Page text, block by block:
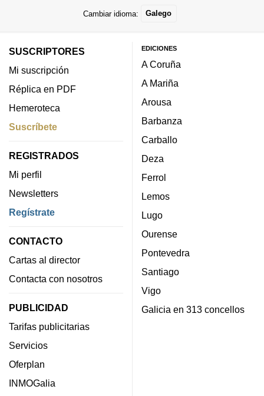
Cambiar idioma: Galego
SUSCRIPTORES
Mi suscripción
Réplica en PDF
Hemeroteca
Suscríbete
REGISTRADOS
Mi perfil
Newsletters
Regístrate
CONTACTO
Cartas al director
Contacta con nosotros
PUBLICIDAD
Tarifas publicitarias
Servicios
Oferplan
INMOGalia
EDICIONES
A Coruña
A Mariña
Arousa
Barbanza
Carballo
Deza
Ferrol
Lemos
Lugo
Ourense
Pontevedra
Santiago
Vigo
Galicia en 313 concellos